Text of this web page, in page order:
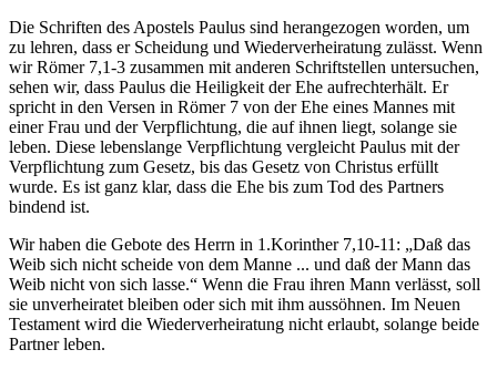
Die Schriften des Apostels Paulus sind herangezogen worden, um
zu lehren, dass er Scheidung und Wiederverheiratung zulässt. Wenn
wir Römer 7,1-3 zusammen mit anderen Schriftstellen untersuchen,
sehen wir, dass Paulus die Heiligkeit der Ehe aufrechterhält. Er
spricht in den Versen in Römer 7 von der Ehe eines Mannes mit
einer Frau und der Verpflichtung, die auf ihnen liegt, solange sie
leben. Diese lebenslange Verpflichtung vergleicht Paulus mit der
Verpflichtung zum Gesetz, bis das Gesetz von Christus erfüllt
wurde. Es ist ganz klar, dass die Ehe bis zum Tod des Partners
bindend ist.
Wir haben die Gebote des Herrn in 1.Korinther 7,10-11: „Daß das
Weib sich nicht scheide von dem Manne ... und daß der Mann das
Weib nicht von sich lasse.“ Wenn die Frau ihren Mann verlässt, soll
sie unverheiratet bleiben oder sich mit ihm aussöhnen. Im Neuen
Testament wird die Wiederverheiratung nicht erlaubt, solange beide
Partner leben.